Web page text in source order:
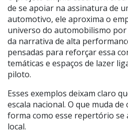
de se apoiar na assinatura de
automotivo, ele aproxima o
universo do automobilismo por
da narrativa de alta
pensadas para reforçar essa
temáticas e espaços de lazer
piloto.
Esses exemplos deixam claro
escala nacional. O que muda de
forma como esse repertório se
local.